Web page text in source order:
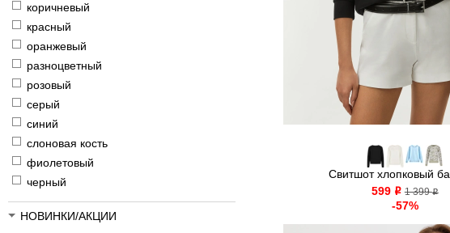
коричневый
красный
оранжевый
разноцветный
розовый
серый
синий
слоновая кость
фиолетовый
черный
НОВИНКИ/АКЦИИ
Свитшот хлопковый
599 o 1 399o
-57%